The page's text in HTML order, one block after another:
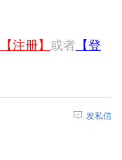
【注册】 或者 【登
发私信